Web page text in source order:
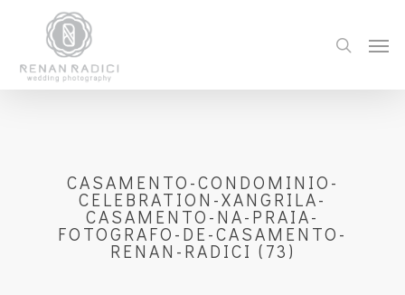
CASAMENTO-CONDOMINIO-
CELEBRATION-XANGRILA-
CASAMENTO-NA-PRAIA-
FOTOGRAFO-DE-CASAMENTO-
RENAN-RADICI (73)